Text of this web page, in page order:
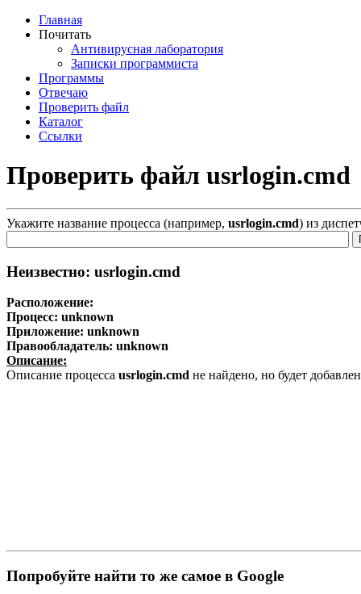
Главная
Почитать
Антивирусная лаборатория
Записки программиста
Программы
Отвечаю
Проверить файл
Каталог
Ссылки
Проверить файл usrlogin.cmd
Укажите название процесса (например, usrlogin.cmd) из
Неизвестно: usrlogin.cmd
Расположение:
Процесс: unknown
Приложение: unknown
Правообладатель: unknown
Описание:
Описание процесса usrlogin.cmd не найдено, но будет
Попробуйте найти то же самое в Google